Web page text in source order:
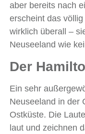
aber bereits nach
erscheint das
wirklich überall –
Neuseeland wie
Der
Ein sehr
Neuseeland in der
Ostküste. Die
laut und zeichnen